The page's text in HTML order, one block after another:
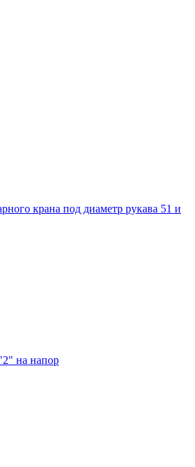
крана под диаметр рукава 51 и
на напор